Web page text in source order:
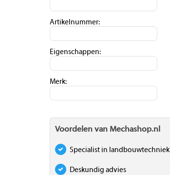
Artikelnummer:
Eigenschappen:
Merk:
Voordelen van Mechashop.nl
Specialist in landbouwtechniek
Deskundig advies